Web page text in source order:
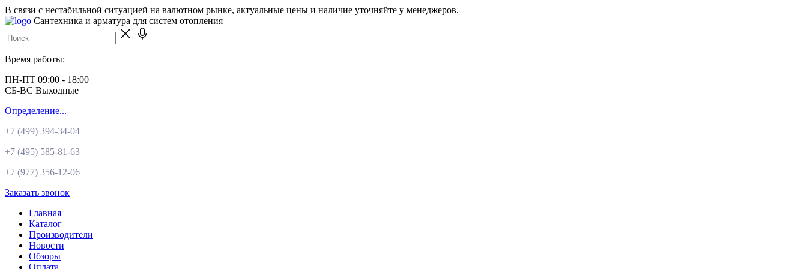
В связи с нестабильной ситуацией на валютном рынке, актуальные цены и наличие уточняйте у менеджеров.
Сантехника и арматура для систем отопления
Время работы:
ПН-ПТ 09:00 - 18:00
СБ-ВС Выходные
Определение...
+7 (499) 394-34-04
+7 (495) 585-81-63
+7 (977) 356-12-06
Заказать звонок
Главная
Каталог
Производители
Новости
Обзоры
Оплата